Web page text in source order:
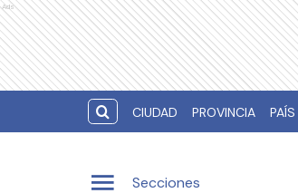
Ads
CIUDAD PROVINCIA PAÍS
Secciones